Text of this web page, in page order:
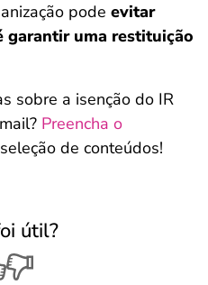
pode evitar
garantir uma restituição
sobre a isenção do IR
Preencha o
de conteúdos!
útil?